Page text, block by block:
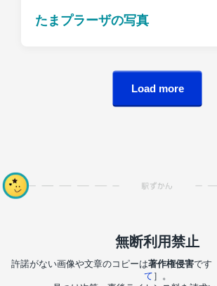
たまプラーザの写真
Load more
無断利用禁止
許諾がない画像や文章のコピーは著作権侵害です
て ］。